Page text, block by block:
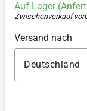
Auf Lager
Zwischenverkauf
Versand nach
Deutschland